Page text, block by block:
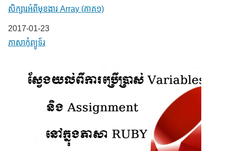
សិក្សារអំពីមុខងារ Array (ភាគ១)
Date
2017-01-23
In relation to
ភាសា​កុំព្យូទ័រ